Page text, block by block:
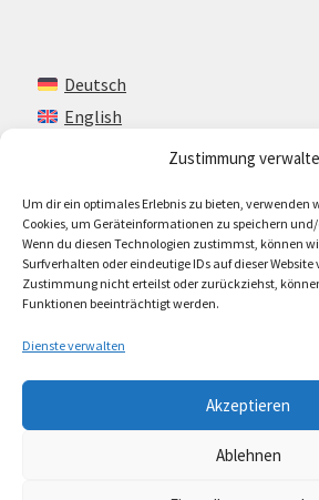
Zustimmung
Um dir ein optimales Erlebnis zu bieten, verwenden
Cookies, um Geräteinformationen zu speichern
Wenn du diesen Technologien zustimmst, können
Surfverhalten oder eindeutige IDs auf dieser
Zustimmung nicht erteilst oder zurückziehst,
Funktionen beeinträchtigt werden.
Dienste verwalten
Akzeptieren
Ablehnen
Deutsch
English
Kontakt
Impressum + AGB
Cookie-Richtlinie (EU)
© Lando Music 2026
Erstellt mit WooCommerce